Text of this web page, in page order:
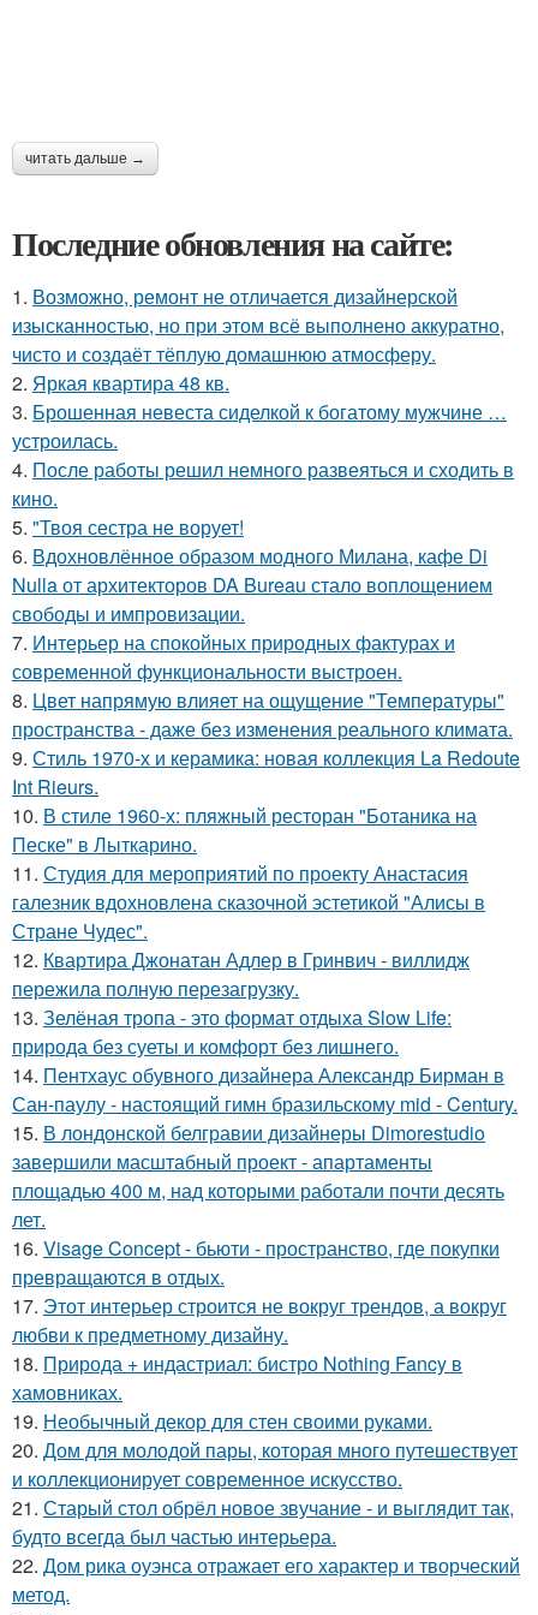
читать дальше →
Последние обновления на сайте:
1. Возможно, ремонт не отличается дизайнерской
изысканностью, но при этом всё выполнено аккуратно,
чисто и создаёт тёплую домашнюю атмосферу.
2. Яркая квартира 48 кв.
3. Брошенная невеста сиделкой к богатому мужчине …
устроилась.
4. После работы решил немного развеяться и сходить в
кино.
5. "Твоя сестра не ворует!
6. Вдохновлённое образом модного Милана, кафе Di
Nulla от архитекторов DA Bureau стало воплощением
свободы и импровизации.
7. Интерьер на спокойных природных фактурах и
современной функциональности выстроен.
8. Цвет напрямую влияет на ощущение "Температуры"
пространства - даже без изменения реального климата.
9. Стиль 1970-х и керамика: новая коллекция La Redoute
Int Rieurs.
10. В стиле 1960-х: пляжный ресторан "Ботаника на
Песке" в Лыткарино.
11. Студия для мероприятий по проекту Анастасия
галезник вдохновлена сказочной эстетикой "Алисы в
Стране Чудес".
12. Квартира Джонатан Адлер в Гринвич - виллидж
пережила полную перезагрузку.
13. Зелёная тропа - это формат отдыха Slow Life:
природа без суеты и комфорт без лишнего.
14. Пентхаус обувного дизайнера Александр Бирман в
Сан-паулу - настоящий гимн бразильскому mid - Century.
15. В лондонской белгравии дизайнеры Dimorestudio
завершили масштабный проект - апартаменты
площадью 400 м, над которыми работали почти десять
лет.
16. Visage Concept - бьюти - пространство, где покупки
превращаются в отдых.
17. Этот интерьер строится не вокруг трендов, а вокруг
любви к предметному дизайну.
18. Природа + индастриал: бистро Nothing Fancy в
хамовниках.
19. Необычный декор для стен своими руками.
20. Дом для молодой пары, которая много путешествует
и коллекционирует современное искусство.
21. Старый стол обрёл новое звучание - и выглядит так,
будто всегда был частью интерьера.
22. Дом рика оуэнса отражает его характер и творческий
метод.